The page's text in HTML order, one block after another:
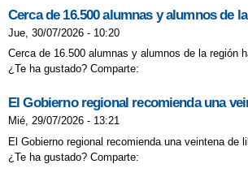
Cerca de 16.500 alumnas y alumnos de
Jue, 30/07/2026 - 10:20
Cerca de 16.500 alumnas y alumnos de la región
¿Te ha gustado? Comparte:
El Gobierno regional recomienda una
Mié, 29/07/2026 - 13:21
El Gobierno regional recomienda una veintena
¿Te ha gustado? Comparte: